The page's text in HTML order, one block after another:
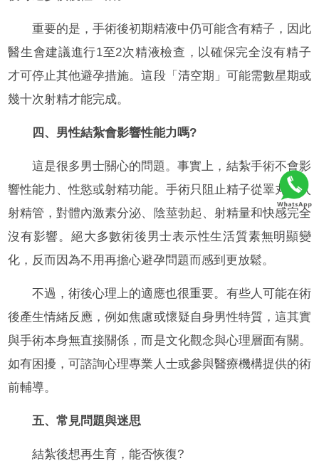
重要的是，手術後初期精液中仍可能含有精子，因此
醫生會建議進行1至2次精液檢查，以確保完全沒有精子
才可停止其他避孕措施。這段「清空期」可能需數星期或
幾十次射精才能完成。
四、男性結紮會影響性能力嗎?
這是很多男士關心的問題。事實上，結紮手術不會影
響性能力、性慾或射精功能。手術只阻止精子從睪丸進入
射精管，對體內激素分泌、陰莖勃起、射精量和快感完全
沒有影響。絕大多數術後男士表示性生活質素無明顯變
化，反而因為不用再擔心避孕問題而感到更放鬆。
不過，術後心理上的適應也很重要。有些人可能在術
後產生情緒反應，例如焦慮或懷疑自身男性特質，這其實
與手術本身無直接關係，而是文化觀念與心理層面有關。
如有困擾，可諮詢心理專業人士或參與醫療機構提供的術
前輔導。
五、常見問題與迷思
結紮後想再生育，能否恢復?